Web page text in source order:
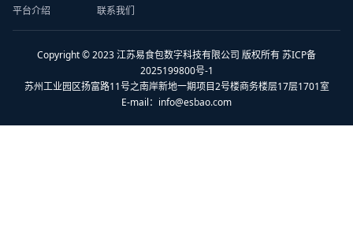
平台介绍 联系我们
Copyright © 2023 江苏易食包数字科技有限公司 版权所有 苏ICP备
2025199800号-1
苏州工业园区扬富路11号之南岸新地一期项目2号楼商务楼层17层1701室
E-mail： info@esbao.com